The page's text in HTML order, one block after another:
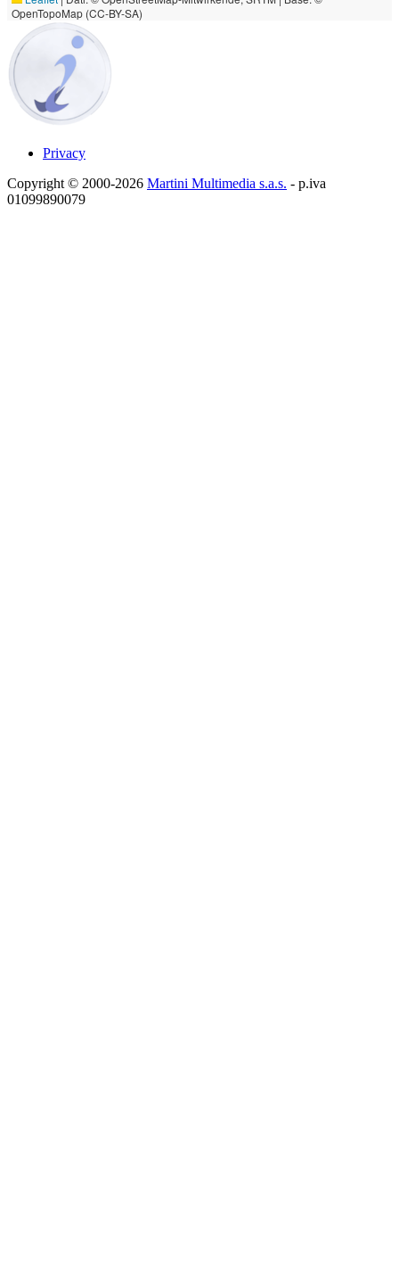
OpenTopoMap (CC-BY-SA)
Privacy
Copyright © 2000-2026 Martini Multimedia s.a.s. - p.iva
01099890079